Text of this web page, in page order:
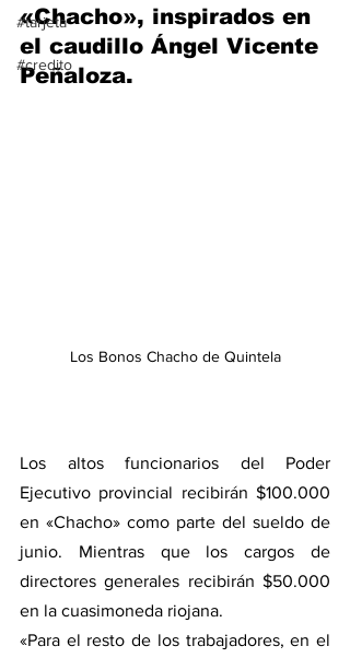
#tarjeta
#credito
«Chacho», inspirados en
el caudillo Ángel Vicente
Peñaloza.
Los Bonos Chacho de Quintela
Los altos funcionarios del Poder
Ejecutivo provincial recibirán $100.000
en «Chacho» como parte del sueldo de
junio. Mientras que los cargos de
directores generales recibirán $50.000
en la cuasimoneda riojana.
«Para el resto de los trabajadores, en el